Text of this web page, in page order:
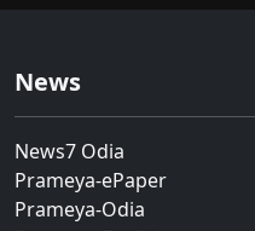
News
News7 Odia
Prameya-ePaper
Prameya-Odia